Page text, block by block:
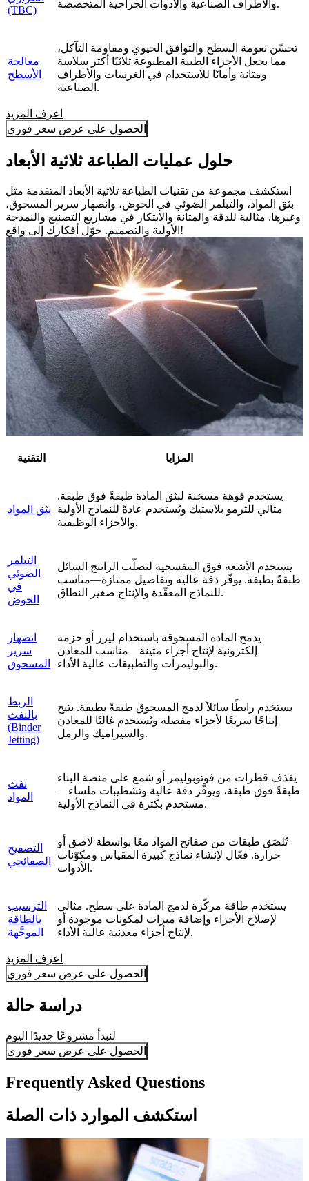
(TBC)
والأطراف الصناعية والأدوات الجراحية المتخصصة.
معالجة
الأسطح
تحسّن نعومة السطح والتوافق الحيوي ومقاومة التآكل،
مما يجعل الأجزاء الطبية المطبوعة ثلاثيًا أكثر سلاسة
ومتانة وأمانًا للاستخدام في الغرسات والأطراف
الصناعية.
اعرف المزيد
الحصول على عرض سعر فوري
حلول عمليات الطباعة ثلاثية الأبعاد
استكشف مجموعة من تقنيات الطباعة ثلاثية الأبعاد المتقدمة مثل
بثق المواد، والتبلمر الضوئي في الحوض، وانصهار سرير المسحوق،
وغيرها. مثالية للدقة والمتانة والابتكار في مشاريع التصنيع والنمذجة
الأولية والتصميم. حوّل أفكارك إلى واقع!
التقنية المزايا
بثق المواد
يستخدم فوهة مسخنة لبثق المادة طبقةً فوق طبقة.
مثالي للثرمو بلاستيك ويُستخدم عادةً للنماذج الأولية
والأجزاء الوظيفية.
التبلمر
الضوئي
في
الحوض
يستخدم الأشعة فوق البنفسجية لتصلّب الراتنج السائل
طبقةً بطبقة. يوفّر دقة عالية وتفاصيل ممتازة—مناسب
للنماذج المعقّدة والإنتاج صغير النطاق.
انصهار
سرير
المسحوق
يدمج المادة المسحوقة باستخدام ليزر أو حزمة
إلكترونية لإنتاج أجزاء متينة—مناسب للمعادن
والبوليمرات والتطبيقات عالية الأداء.
الربط
بالنفث
(Binder
Jetting)
يستخدم رابطًا سائلاً لدمج المسحوق طبقةً بطبقة. يتيح
إنتاجًا سريعًا لأجزاء مفصلة ويُستخدم غالبًا للمعادن
والسيراميك والرمل.
نفث
المواد
يقذف قطرات من فوتوبوليمر أو شمع على منصة البناء
طبقةً فوق طبقة، ويوفّر دقة عالية وتشطيبات ملساء—
مستخدم بكثرة في النماذج الأولية.
التصفيح
الصفائحي
تُلصَق طبقات من صفائح المواد معًا بواسطة لاصق أو
حرارة. فعّال لإنشاء نماذج كبيرة المقياس ومكوّنات
الأدوات.
الترسيب
بالطاقة
الموجَّهة
يستخدم طاقة مركّزة لدمج المادة على سطح. مثالي
لإصلاح الأجزاء وإضافة ميزات لمكونات موجودة أو
لإنتاج أجزاء معدنية عالية الأداء.
اعرف المزيد
الحصول على عرض سعر فوري
دراسة حالة
لنبدأ مشروعًا جديدًا اليوم
الحصول على عرض سعر فوري
Frequently Asked Questions
استكشف الموارد ذات الصلة